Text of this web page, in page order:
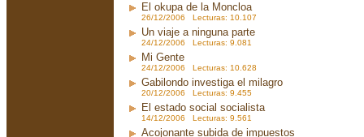
El okupa de la Moncloa
26/12/2006 Lecturas: 10.107
Un viaje a ninguna parte
24/12/2006 Lecturas: 9.081
Mi Gente
24/12/2006 Lecturas: 10.628
Gabilondo investiga el milagro
20/12/2006 Lecturas: 9.455
El estado social socialista
14/12/2006 Lecturas: 9.561
Acojonante subida de impuestos